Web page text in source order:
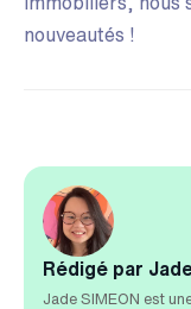
nouveautés !
Rédigé par
Jade SIMEON est